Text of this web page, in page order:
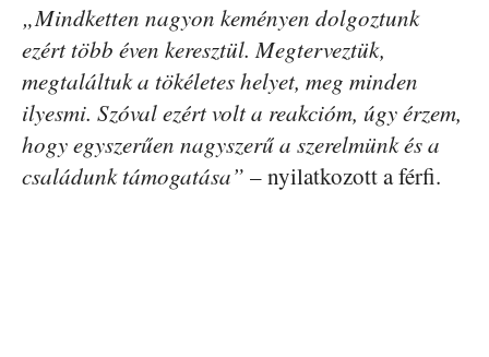
„Mindketten nagyon keményen dolgoztunk
ezért több éven keresztül. Megterveztük,
megtaláltuk a tökéletes helyet, meg minden
ilyesmi. Szóval ezért volt a reakcióm, úgy érzem,
hogy egyszerűen nagyszerű a szerelmünk és a
családunk támogatása” – nyilatkozott a férfi.